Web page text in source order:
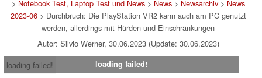
> Notebook Test, Laptop Test und News> News> Newsarchiv> News
2023-06> Durchbruch: Die PlayStation VR2 kann auch am PC genutzt
werden, allerdings mit Hürden und Einschränkungen
Autor: Silvio Werner, 30.06.2023 (Update: 30.06.2023)
loading failed!
loading failed!